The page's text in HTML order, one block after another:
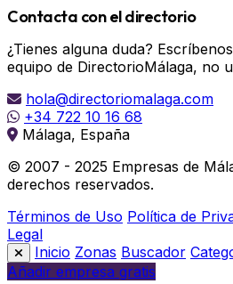
Contacta con el directorio
¿Tienes alguna duda?
equipo de DirectorioMálaga, no
hola@directoriomalaga.com
+34 722 10 16 68
Málaga, España
© 2007 - 2025 Empresas de
derechos reservados.
Términos de Uso Política de
Legal
Inicio Zonas Buscador
Añadir empresa gratis